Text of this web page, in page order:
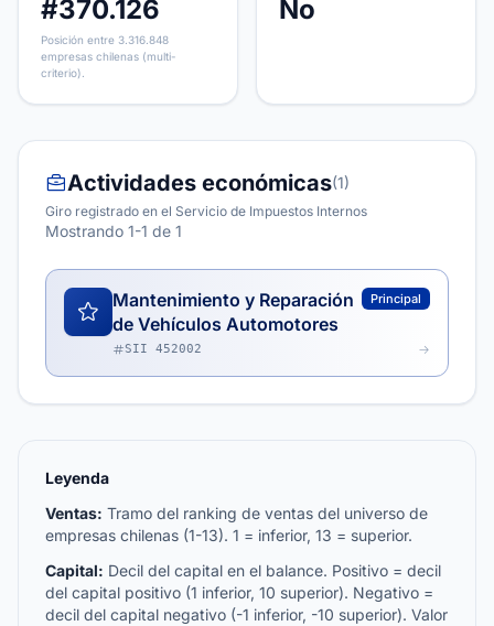
#370.126
Posición entre 3.316.848
empresas chilenas (multi-
criterio).
No
Actividades económicas(1)
Giro registrado en el Servicio de Impuestos Internos
Mostrando 1-1 de 1
Mantenimiento y Reparación
de Vehículos Automotores
Principal
SII 452002
Leyenda
Ventas: Tramo del ranking de ventas del universo de
empresas chilenas (1-13). 1 = inferior, 13 = superior.
Capital: Decil del capital en el balance. Positivo = decil
del capital positivo (1 inferior, 10 superior). Negativo =
decil del capital negativo (-1 inferior, -10 superior). Valor